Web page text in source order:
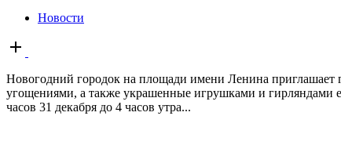
Новости
Open
post
Новогодний городок на площади имени Ленина приглашает
угощениями, а также украшенные игрушками и гирляндами
часов 31 декабря до 4 часов утра...